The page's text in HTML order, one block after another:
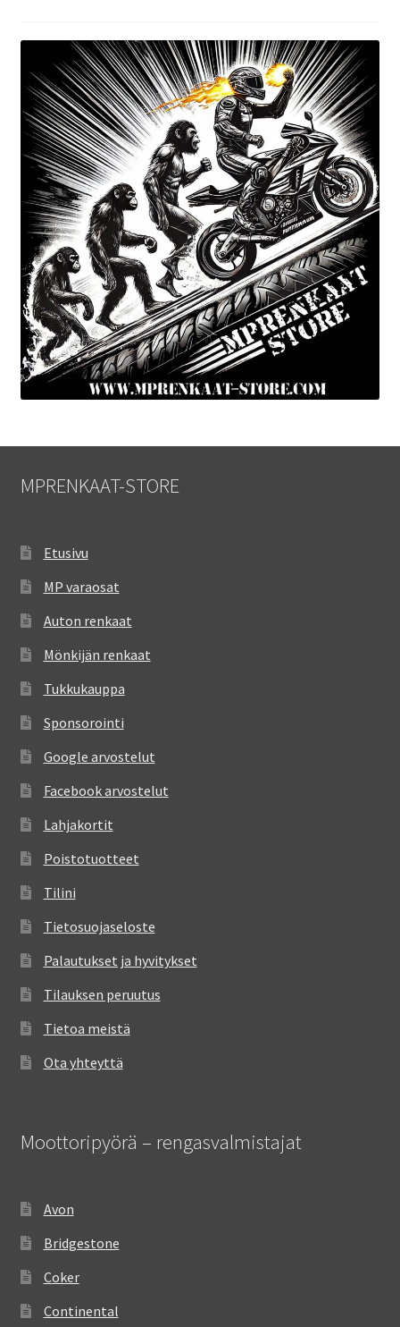
MPRENKAAT-STORE
Etusivu
MP varaosat
Auton renkaat
Mönkijän renkaat
Tukkukauppa
Sponsorointi
Google arvostelut
Facebook arvostelut
Lahjakortit
Poistotuotteet
Tilini
Tietosuojaseloste
Palautukset ja hyvitykset
Tilauksen peruutus
Tietoa meistä
Ota yhteyttä
Moottoripyörä – rengasvalmistajat
Avon
Bridgestone
Coker
Continental